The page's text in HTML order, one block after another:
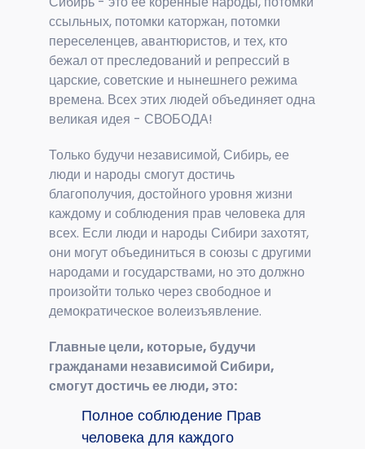
ссыльных, потомки каторжан, потомки
переселенцев, авантюристов, и тех, кто
бежал от преследований и репрессий в
царские, советские и нынешнего режима
времена. Всех этих людей объединяет одна
великая идея - СВОБОДА!
Только будучи независимой, Сибирь, ее
люди и народы смогут достичь
благополучия, достойного уровня жизни
каждому и соблюдения прав человека для
всех. Если люди и народы Сибири захотят,
они могут объединиться в союзы с другими
народами и государствами, но это должно
произойти только через свободное и
демократическое волеизъявление.
Главные цели, которые, будучи
гражданами независимой Сибири,
смогут достичь ее люди, это:
Полное соблюдение Прав
человека для каждого